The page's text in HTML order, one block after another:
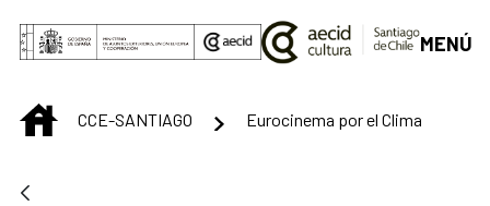
Skip to Main Content
MENÚ
INICIOCCE-SANTIAGO Eurocinema por el Clima